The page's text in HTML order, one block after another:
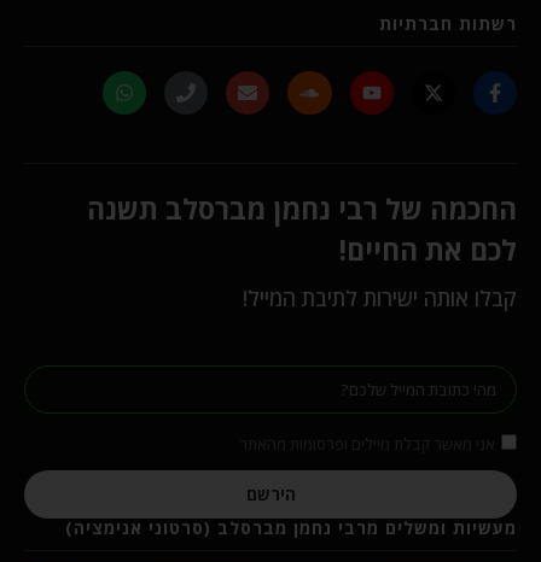
רשתות חברתיות
החכמה של רבי נחמן מברסלב תשנה
לכם את החיים!
קבלו אותה ישירות לתיבת המייל!
הירשם
מעשיות ומשלים מרבי נחמן מברסלב (סרטוני אנימציה)